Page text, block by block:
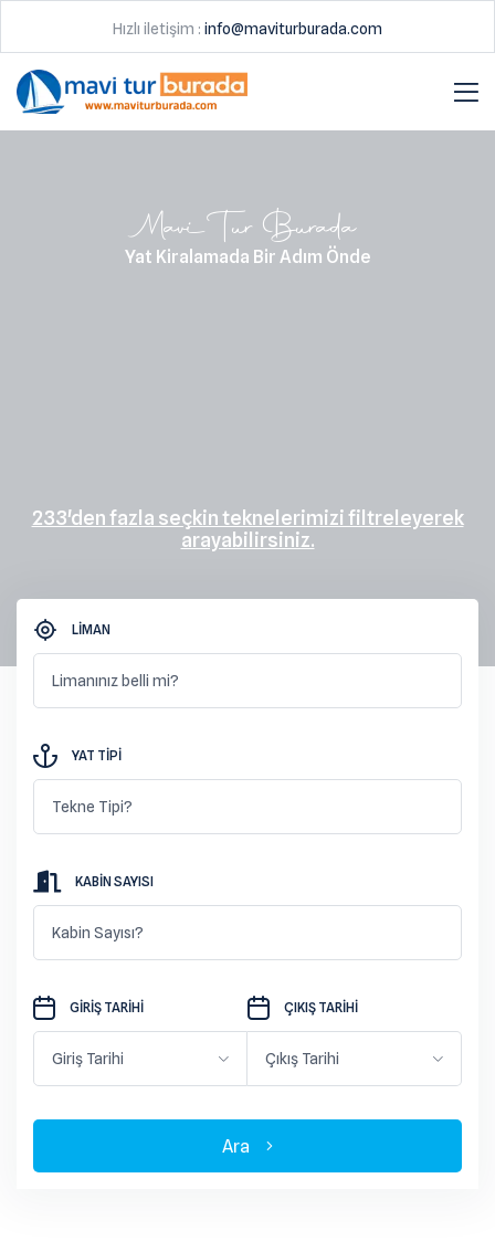
Hızlı iletişim : info@maviturburada.com
Mavi Tur Burada
Yat Kiralamada Bir Adım Önde
233'den fazla seçkin teknelerimizi filtreleyerek
arayabilirsiniz.
LIMAN
Limanınız belli mi?
YAT TIPI
Tekne Tipi?
KABIN SAYISI
Kabin Sayısı?
GIRIŞ TARIHI ÇIKIŞ TARIHI
Ara